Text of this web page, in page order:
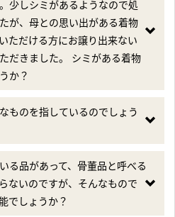
少しシミがあるようなので処
が、母との思い出がある着物
ただける方にお譲り出来ない
だきました。 シミがある着物
か？
ものを指しているのでしょう
る品があって、骨董品と呼べる
ないのですが、そんなもので
でしょうか？